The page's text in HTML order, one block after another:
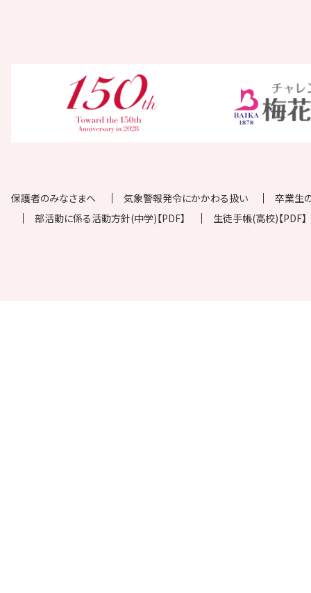
保護者のみなさまへ 気象警報発令にかかわる扱い
卒業生
部活動に係る活動方針(中学)【PDF】
生徒手帳(高校)【PDF】